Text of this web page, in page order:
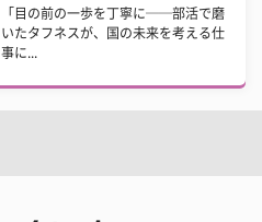
「目の前の一歩を丁寧に──部活で磨
いたタフネスが、国の未来を考える仕
事に...